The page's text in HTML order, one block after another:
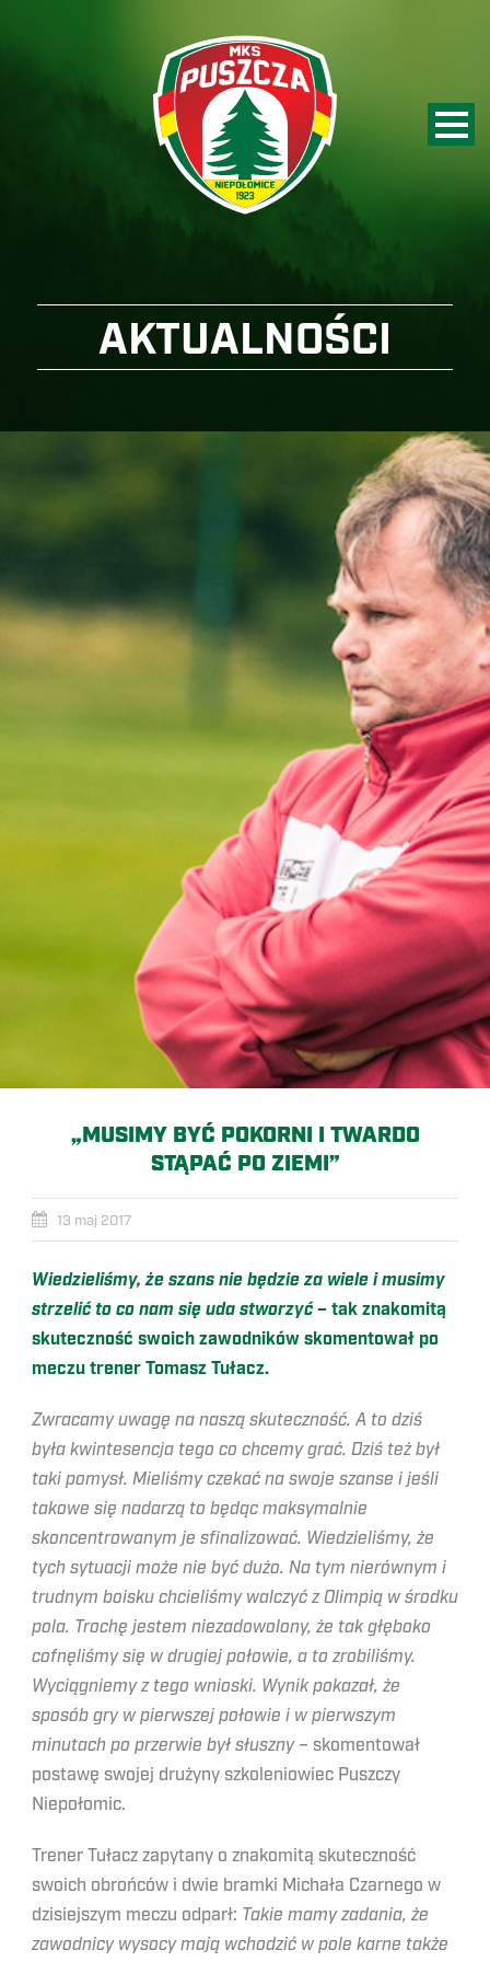
AKTUALNOŚCI
„MUSIMY BYĆ POKORNI I TWARDO
STĄPAĆ PO ZIEMI”
13 maj 2017
Wiedzieliśmy, że szans nie będzie za wiele i musimy
strzelić to co nam się uda stworzyć– tak znakomitą
skuteczność swoich zawodników skomentował po
meczu trener Tomasz Tułacz.
Zwracamy uwagę na naszą skuteczność. A to dziś
była kwintesencja tego co chcemy grać. Dziś też był
taki pomysł. Mieliśmy czekać na swoje szanse i jeśli
takowe się nadarzą to będąc maksymalnie
skoncentrowanym je sfinalizować. Wiedzieliśmy, że
tych sytuacji może nie być dużo. Na tym nierównym i
trudnym boisku chcieliśmy walczyć z Olimpią w środku
pola. Trochę jestem niezadowolony, że tak głęboko
cofnęliśmy się w drugiej połowie, a to zrobiliśmy.
Wyciągniemy z tego wnioski. Wynik pokazał, że
sposób gry w pierwszej połowie i w pierwszym
minutach po przerwie był słuszny– skomentował
postawę swojej drużyny szkoleniowiec Puszczy
Niepołomic.
Trener Tułacz zapytany o znakomitą skuteczność
swoich obrońców i dwie bramki Michała Czarnego w
dzisiejszym meczu odparł: Takie mamy zadania, że
zawodnicy wysocy mają wchodzić w pole karne także